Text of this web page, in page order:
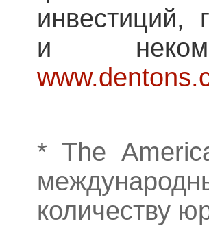
инвестиций,
и
* The
количеству